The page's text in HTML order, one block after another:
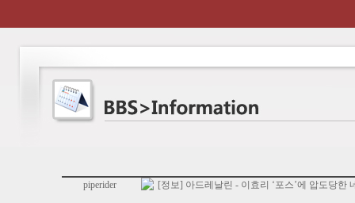
piperider [정보] 아드레날린 - 이효리 ‘포스’에 압도당한